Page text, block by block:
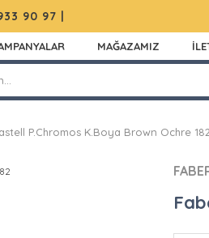
90 97 |
MAĞAZAMIZ
P.Chromos K.Boya Brown Ochre 182